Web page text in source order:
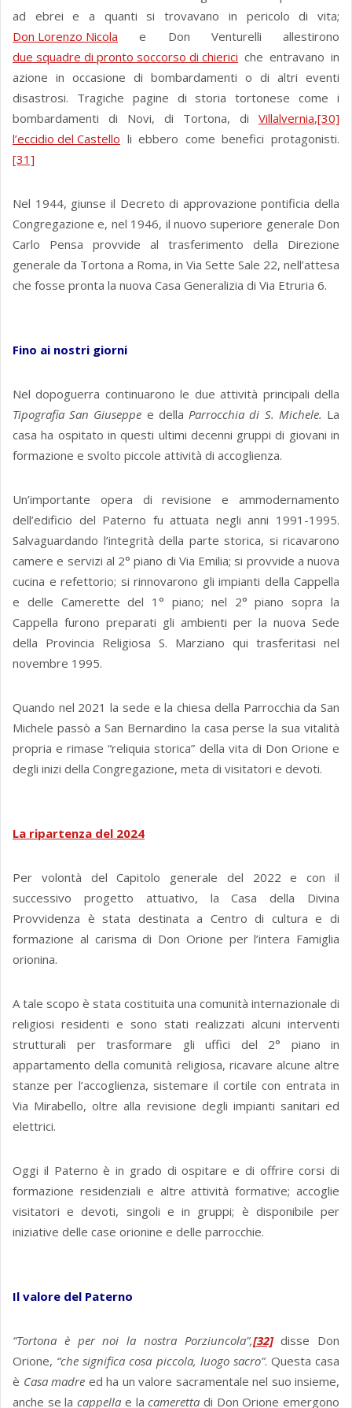
ad ebrei e a quanti si trovavano in pericolo di vita;
Don Lorenzo Nicola e Don Venturelli allestirono
due squadre di pronto soccorso di chierici che entravano in
azione in occasione di bombardamenti o di altri eventi
disastrosi. Tragiche pagine di storia tortonese come i
bombardamenti di Novi, di Tortona, di Villalvernia,[30]
l’eccidio del Castello li ebbero come benefici protagonisti.
[31]
Nel 1944, giunse il Decreto di approvazione pontificia della
Congregazione e, nel 1946, il nuovo superiore generale Don
Carlo Pensa provvide al trasferimento della Direzione
generale da Tortona a Roma, in Via Sette Sale 22, nell’attesa
che fosse pronta la nuova Casa Generalizia di Via Etruria 6.
Fino ai nostri giorni
Nel dopoguerra continuarono le due attività principali della
Tipografia San Giuseppe e dellaParrocchia di S. Michele. La
casa ha ospitato in questi ultimi decenni gruppi di giovani in
formazione e svolto piccole attività di accoglienza.
Un’importante opera di revisione e ammodernamento
dell’edificio del Paterno fu attuata negli anni 1991-1995.
Salvaguardando l’integrità della parte storica, si ricavarono
camere e servizi al 2° piano di Via Emilia; si provvide a nuova
cucina e refettorio; si rinnovarono gli impianti della Cappella
e delle Camerette del 1° piano; nel 2° piano sopra la
Cappella furono preparati gli ambienti per la nuova Sede
della Provincia Religiosa S. Marziano qui trasferitasi nel
novembre 1995.
Quando nel 2021 la sede e la chiesa della Parrocchia da San
Michele passò a San Bernardino la casa perse la sua vitalità
propria e rimase “reliquia storica” della vita di Don Orione e
degli inizi della Congregazione, meta di visitatori e devoti.
La ripartenza del 2024
Per volontà del Capitolo generale del 2022 e con il
successivo progetto attuativo, la Casa della Divina
Provvidenza è stata destinata a Centro di cultura e di
formazione al carisma di Don Orione per l’intera Famiglia
orionina.
A tale scopo è stata costituita una comunità internazionale di
religiosi residenti e sono stati realizzati alcuni interventi
strutturali per trasformare gli uffici del 2° piano in
appartamento della comunità religiosa, ricavare alcune altre
stanze per l’accoglienza, sistemare il cortile con entrata in
Via Mirabello, oltre alla revisione degli impianti sanitari ed
elettrici.
Oggi il Paterno è in grado di ospitare e di offrire corsi di
formazione residenziali e altre attività formative; accoglie
visitatori e devoti, singoli e in gruppi; è disponibile per
iniziative delle case orionine e delle parrocchie.
Il valore del Paterno
“Tortona è per noi la nostra Porziuncola”,[32] disse Don
Orione, “che significa cosa piccola, luogo sacro”. Questa casa
è Casa madre ed ha un valore sacramentale nel suo insieme,
anche se lacappella e lacameretta di Don Orione emergono